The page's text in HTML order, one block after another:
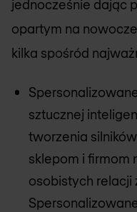
jednocześnie dając
opartym na
kilka spośród
sztucznej
tworzenia
sklepom i firmom
osobistych relacji